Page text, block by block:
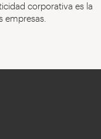
corporativa es la
empresas.